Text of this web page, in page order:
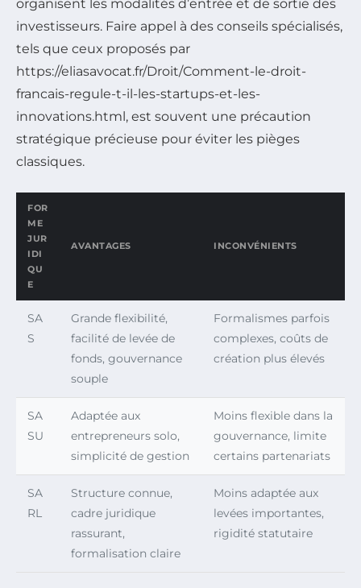
organisent les modalités d’entrée et de sortie des
investisseurs. Faire appel à des conseils spécialisés,
tels que ceux proposés par
https://eliasavocat.fr/Droit/Comment-le-droit-
francais-regule-t-il-les-startups-et-les-
innovations.html, est souvent une précaution
stratégique précieuse pour éviter les pièges
classiques.
FOR
ME
JUR
IDI
QU
E
AVANTAGES INCONVÉNIENTS
SA
S
Grande flexibilité,
facilité de levée de
fonds, gouvernance
souple
Formalismes parfois
complexes, coûts de
création plus élevés
SA
SU
Adaptée aux
entrepreneurs solo,
simplicité de gestion
Moins flexible dans la
gouvernance, limite
certains partenariats
SA
RL
Structure connue,
cadre juridique
rassurant,
formalisation claire
Moins adaptée aux
levées importantes,
rigidité statutaire